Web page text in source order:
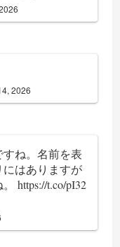
2026
ね。名前を表
はありますが
。https://t.co/pI32